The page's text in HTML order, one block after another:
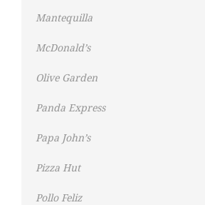
Mantequilla
McDonald’s
Olive Garden
Panda Express
Papa John’s
Pizza Hut
Pollo Feliz